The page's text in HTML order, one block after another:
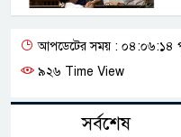
আপডেটের সময় : ০৪:০৬:১৪
৯২৬ Time View
সর্বশেষ